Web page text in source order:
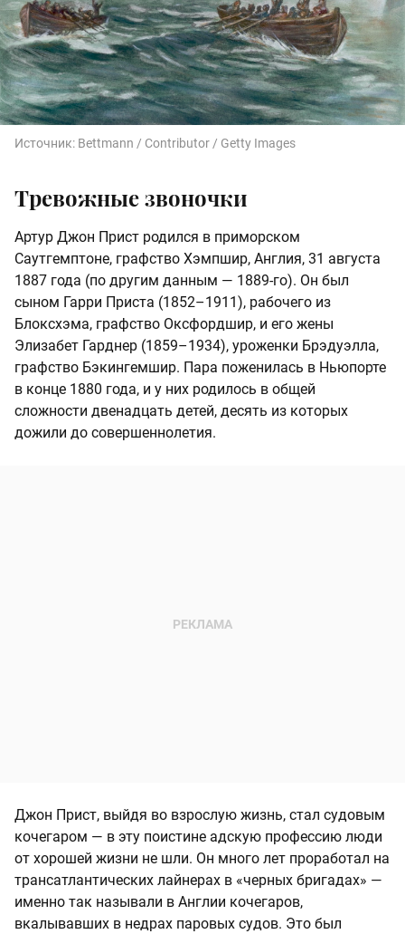
Источник: Bettmann / Contributor / Getty Images
Тревожные звоночки
Артур Джон Прист родился в приморском
Саутгемптоне, графство Хэмпшир, Англия, 31 августа
1887 года (по другим данным — 1889-го). Он был
сыном Гарри Приста (1852–1911), рабочего из
Блоксхэма, графство Оксфордшир, и его жены
Элизабет Гарднер (1859–1934), уроженки Брэдуэлла,
графство Бэкингемшир. Пара поженилась в Ньюпорте
в конце 1880 года, и у них родилось в общей
сложности двенадцать детей, десять из которых
дожили до совершеннолетия.
Джон Прист, выйдя во взрослую жизнь, стал судовым
кочегаром — в эту поистине адскую профессию люди
от хорошей жизни не шли. Он много лет проработал на
трансатлантических лайнерах в «черных бригадах» —
именно так называли в Англии кочегаров,
вкалывавших в недрах паровых судов. Это был